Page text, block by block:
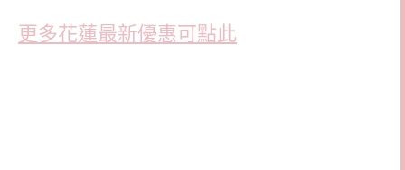
更多花蓮最新優惠可點此